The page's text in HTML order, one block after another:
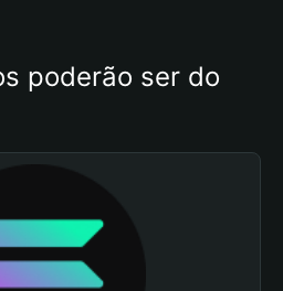
poderão ser do